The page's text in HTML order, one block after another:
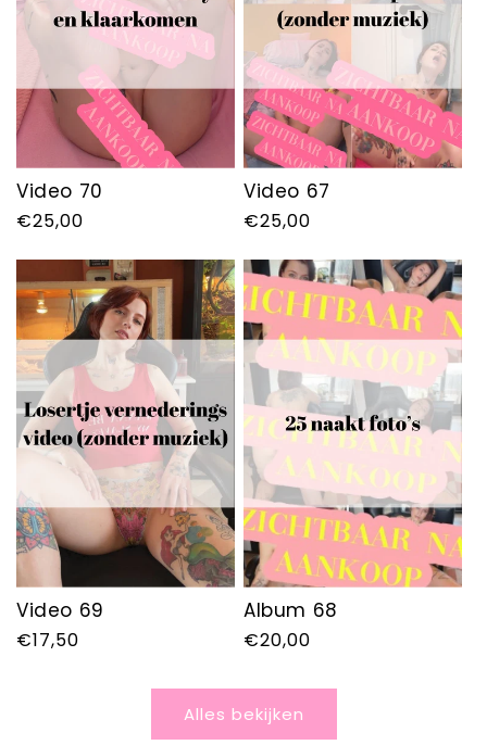
Video 70
Normale
€25,00
Video 67
Normale
€25,00
Video 69
Normale
€17,50
Album 68
Normale
€20,00
Alles bekijken